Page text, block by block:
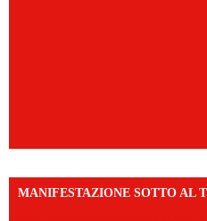
MANIFESTAZIONE SOTTO AL